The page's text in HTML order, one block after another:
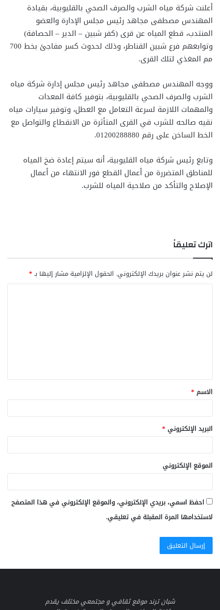
أعلنت شركة مياه الشرب والصرف الصحي بالقليوبية، بقيادة
المهندس مصطفى مجاهد رئيس مجلس الإدارة والعضو
المنتدب، قطع المياه عن قرى (كفر شبين – الدير – الحصافة)
وتوابعهم فرع شبين القناطر، وذلك لحدوث كسر مفاجئ بخط 700
مم المغذي لتلك القرى.
ووجه المهندس مصطفى مجاهد رئيس مجلس إدارة شركة مياه
الشرب والصرف الصحي بالقليوبية، بتوفير كافة المعدات
والمهمات اللازمة لسرعة التعامل مع العطل، وتوفير سيارات مياه
نقيه صالحه للشرب في القرى المتأثرة من الانقطاع والتواصل مع
الخط الساخن على رقم 01200288880.
وتابع رئيس شركة مياه القليوبية، أنه سيتم إعادة ضخ المياه
للمناطق المتضررة من أعمال القطع فور الانتهاء من أعمال
الإصلاح والتأكد من صلاحية المياه للشرب.
اترك تعليقاً
لن يتم نشر عنوان بريدك الإلكتروني. الحقول الإلزامية مشار إليها بـ*
ق
*
الاسم *
البريد الإلكتروني *
الموقع الإلكتروني
احفظ اسمي، بريدي الإلكتروني، والموقع الإلكتروني في هذا المتصفح
لاستخدامها المرة المقبلة في تعليقي.
شبان ترند موقع ثقافي و مجتمعي مختلف يقدم